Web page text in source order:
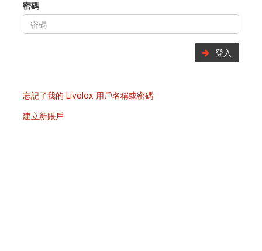
密碼
登入
忘記了我的 Livelox 用戶名稱或密碼
建立新賬戶